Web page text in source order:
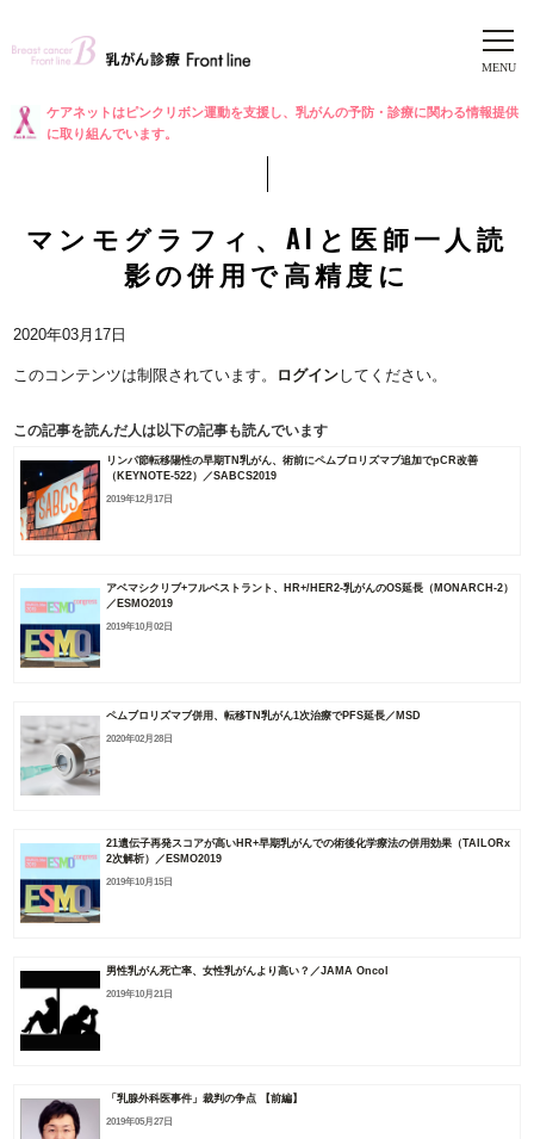
ケアネットはピンクリボン運動を支援し、乳がんの予防・診療に関わる情報提供
に取り組んでいます。
マンモグラフィ、AIと医師一人読
影の併用で高精度に
2020年03月17日
このコンテンツは制限されています。 ログインしてください。
この記事を読んだ人は以下の記事も読んでいます
リンパ節転移陽性の早期TN乳がん、術前にペムブロリズマブ追加でpCR改善
（KEYNOTE-522）／SABCS2019
2019年12月17日
アベマシクリブ+フルベストラント、HR+/HER2-乳がんのOS延長（MONARCH-2）
／ESMO2019
2019年10月02日
ペムブロリズマブ併用、転移TN乳がん1次治療でPFS延長／MSD
2020年02月28日
21遺伝子再発スコアが高いHR+早期乳がんでの術後化学療法の併用効果（TAILORx
2次解析）／ESMO2019
2019年10月15日
男性乳がん死亡率、女性乳がんより高い？／JAMA Oncol
2019年10月21日
「乳腺外科医事件」裁判の争点 【前編】
2019年05月27日